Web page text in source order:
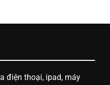
điện thoại, ipad, máy